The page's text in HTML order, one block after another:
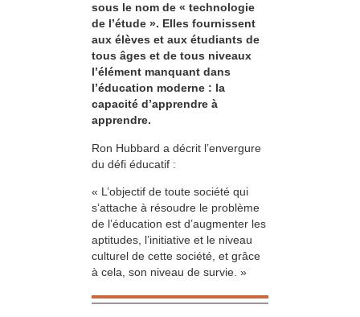
sous le nom de « technologie
de l’étude ». Elles fournissent
aux élèves et aux étudiants de
tous âges et de tous niveaux
l’élément manquant dans
l’éducation moderne : la
capacité d’apprendre à
apprendre.
Ron Hubbard a décrit l’envergure
du défi éducatif :
« L’objectif de toute société qui
s’attache à résoudre le problème
de l’éducation est d’augmenter les
aptitudes, l’initiative et le niveau
culturel de cette société, et grâce
à cela, son niveau de survie. »